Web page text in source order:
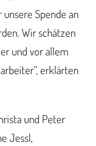
Spende an
Wir schätzen
und vor allem
erklärten
und Peter
Jessl,